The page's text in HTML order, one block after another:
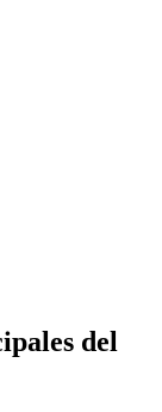
del